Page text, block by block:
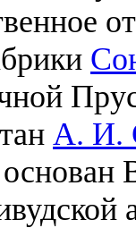
А. И.
основан